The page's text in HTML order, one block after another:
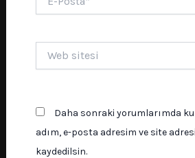
Posta*
sitesi
Daha sonraki yorumlarımda
adım, e-posta adresim ve site
kaydedilsin.